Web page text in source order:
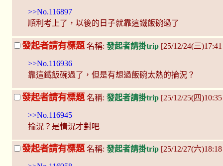
>>No.116897
順利考上了，以後的日子就靠這鐵飯碗過了
發起者請有標題 名稱: 發起者請掛trip [25/12/24(三
>>No.116936
靠這鐵飯碗過了，但是有想過飯碗太熱的掄況？
發起者請有標題 名稱: 發起者請掛trip [25/12/25(四
>>No.116945
掄況？是情況才對吧
發起者請有標題名稱: 發起者請掛trip [25/12/27(六